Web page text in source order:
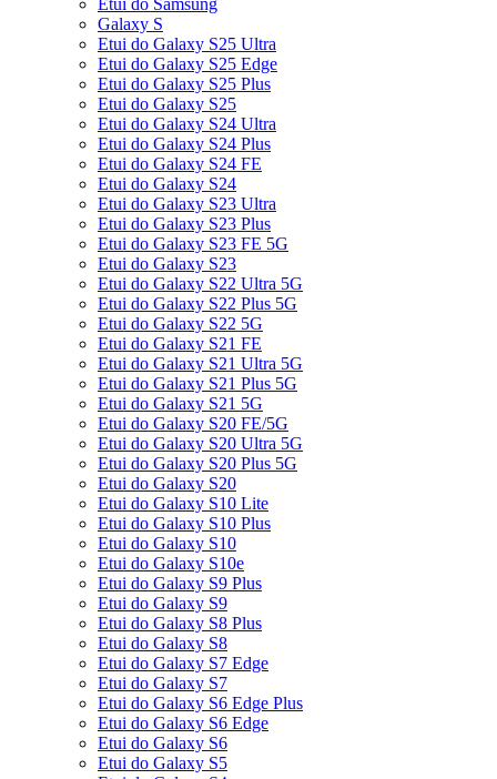
Etui do Samsung
Galaxy S
Etui do Galaxy S25 Ultra
Etui do Galaxy S25 Edge
Etui do Galaxy S25 Plus
Etui do Galaxy S25
Etui do Galaxy S24 Ultra
Etui do Galaxy S24 Plus
Etui do Galaxy S24 FE
Etui do Galaxy S24
Etui do Galaxy S23 Ultra
Etui do Galaxy S23 Plus
Etui do Galaxy S23 FE 5G
Etui do Galaxy S23
Etui do Galaxy S22 Ultra 5G
Etui do Galaxy S22 Plus 5G
Etui do Galaxy S22 5G
Etui do Galaxy S21 FE
Etui do Galaxy S21 Ultra 5G
Etui do Galaxy S21 Plus 5G
Etui do Galaxy S21 5G
Etui do Galaxy S20 FE/5G
Etui do Galaxy S20 Ultra 5G
Etui do Galaxy S20 Plus 5G
Etui do Galaxy S20
Etui do Galaxy S10 Lite
Etui do Galaxy S10 Plus
Etui do Galaxy S10
Etui do Galaxy S10e
Etui do Galaxy S9 Plus
Etui do Galaxy S9
Etui do Galaxy S8 Plus
Etui do Galaxy S8
Etui do Galaxy S7 Edge
Etui do Galaxy S7
Etui do Galaxy S6 Edge Plus
Etui do Galaxy S6 Edge
Etui do Galaxy S6
Etui do Galaxy S5